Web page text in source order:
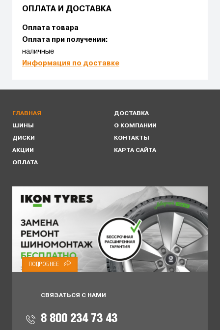
ОПЛАТА И ДОСТАВКА
Оплата товара
Оплата при получении:
наличные
Информация по доставке
ГЛАВНАЯ
ШИНЫ
ДИСКИ
АКЦИИ
ОПЛАТА
ДОСТАВКА
О КОМПАНИИ
КОНТАКТЫ
КАРТА САЙТА
ПОДРОБНЕЕ
СВЯЗАТЬСЯ С НАМИ
8 800 234 73 43